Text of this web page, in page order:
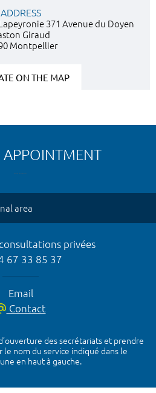
ADDRESS
371 Avenue du Doyen
Giraud
Montpellier
ON THE MAP
APPOINTMENT
area
privées
67 33 85 37
Email
Contact
des secrétariats et prendre
le nom du service indiqué dans le
en haut à gauche.